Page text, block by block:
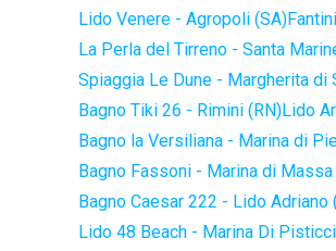
Lido Venere - Agropoli (SA)
La Perla del Tirreno - Santa
Spiaggia Le Dune - Margherita di
Bagno Tiki 26 - Rimini (RN)Lido
Bagno la Versiliana - Marina di
Bagno Fassoni - Marina di
Bagno Caesar 222 - Lido Adriano
Lido 48 Beach - Marina Di